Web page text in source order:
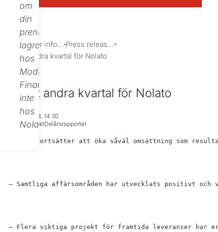
om
din
prenumeration
lagras
hos
Modular
Finance,
inte
hos
Nolato.
Investor information
Press releases
Starkt andra kvartal för Nolato
Starkt andra kvartal för Nolato
Jul 21, 2008, 14:30
RegulatorisktDelårsrapporter
Nolato fortsätter att öka såväl omsättning som
– Samtliga affärsområden har utvecklats positivt
– Flera viktiga projekt för framtida leveranser har